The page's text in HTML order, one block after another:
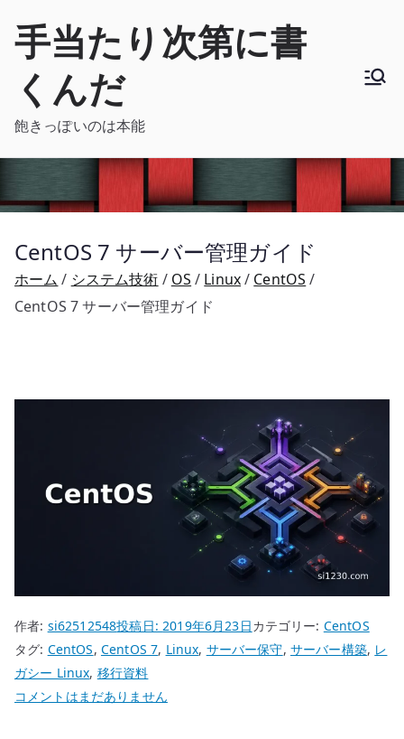
手当たり次第に書
くんだ
飽きっぽいのは本能
CentOS 7 サーバー管理ガイド
ホーム システム技術 OS Linux
CentOS
CentOS 7 サーバー管理ガイド
作者: si62512548投稿日:2019年6月23日カテゴリー: CentOS
タグ: CentOS, CentOS 7, Linux, サーバー保守, サーバー構築, レ
ガシー Linux, 移行資料
CentOS
コメントはまだありません